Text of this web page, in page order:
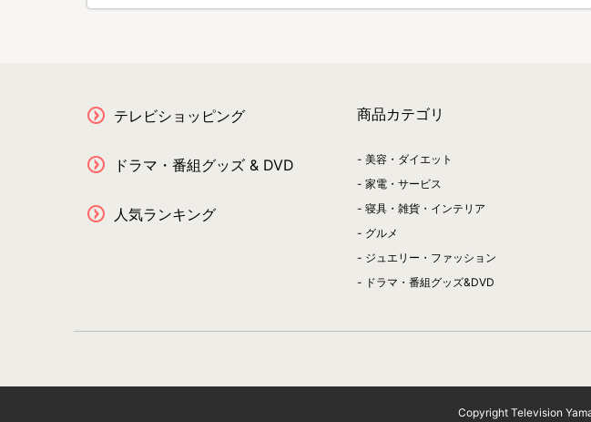
テレビショッピング
ドラマ・番組グッズ & DVD
人気ランキング
商品カテゴリ
美容・ダイエット
家電・サービス
寝具・雑貨・インテリア
グルメ
ジュエリー・ファッション
ドラマ・番組グッズ&DVD
Copyright Television